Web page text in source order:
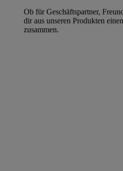
Ob für Geschäftspartner,
dir aus unseren Produkten
zusammen.